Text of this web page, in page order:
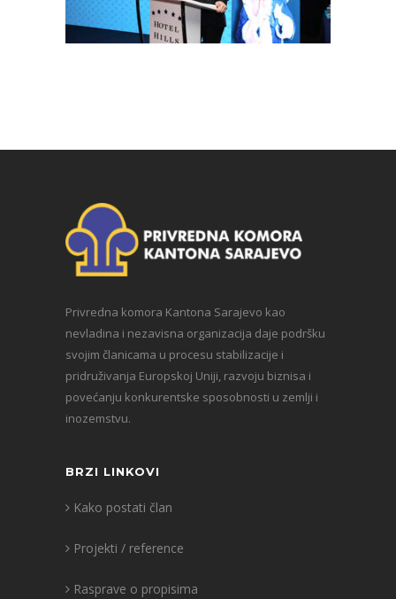
Privredna komora Kantona Sarajevo kao
nevladina i nezavisna organizacija daje podršku
svojim članicama u procesu stabilizacije i
pridruživanja Europskoj Uniji, razvoju biznisa i
povećanju konkurentske sposobnosti u zemlji i
inozemstvu.
BRZI LINKOVI
Kako postati član
Projekti / reference
Rasprave o propisima